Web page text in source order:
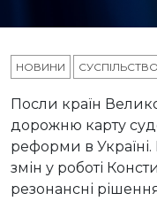
НОВИНИ СУСПІЛЬСТВО
Посли країн
дорожню карту
реформи в Україні.
змін у роботі
резонансні